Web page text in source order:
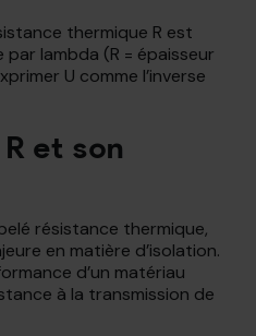
thermique R est
par lambda (R = épaisseur
U comme l’inverse
et son
résistance thermique,
en matière d’isolation.
d’un matériau
à la transmission de